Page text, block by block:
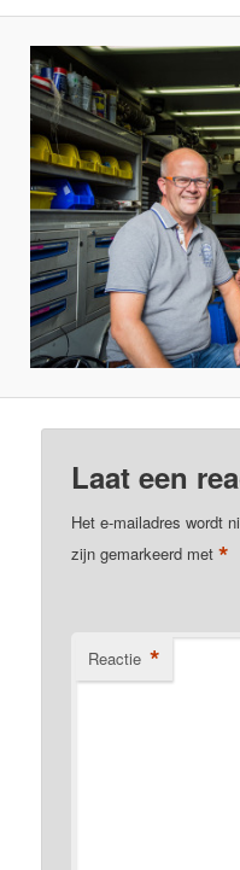
Laat een
Het e-mailadres wordt
zijn gemarkeerd met*
Reactie *